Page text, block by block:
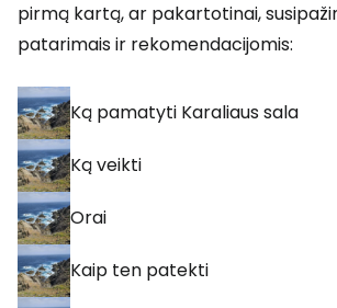
pirmą kartą, ar pakartotinai,
patarimais ir rekomendacijomis:
Ką pamatyti Karaliaus sala
Ką veikti
Orai
Kaip ten patekti